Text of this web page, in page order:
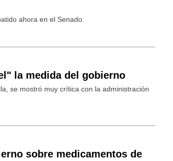
ahora en el Senado.
la medida del gobierno
se mostró muy crítica con la administración
sobre medicamentos de